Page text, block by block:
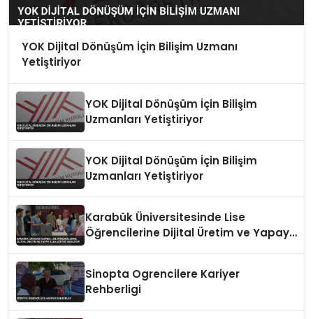
YOK Dijital Dönüşüm İçin Bilişim Uzmanı
Yetiştiriyor
YOK Dijital Dönüşüm İçin Bilişim
Uzmanları Yetiştiriyor
YOK Dijital Dönüşüm İçin Bilişim
Uzmanları Yetiştiriyor
Karabük Üniversitesinde Lise
Öğrencilerine Dijital Üretim ve Yapay
Sinopta Ogrencilere Kariyer
Rehberligi